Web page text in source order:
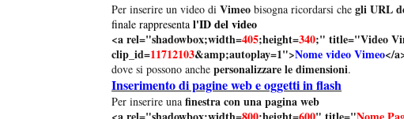
Per inserire un video di Vimeo bisogna ricordarsi che gli URL
finale rappresenta l'ID del video
<a rel="shadowbox;width=405;height=340;" title="Video
clip_id=11712103&amp;autoplay=1">Nome video Vimeo</
dove si possono anche personalizzare le dimensioni.
Inserimento di pagine web e oggetti in flash
Per inserire una finestra con una pagina web